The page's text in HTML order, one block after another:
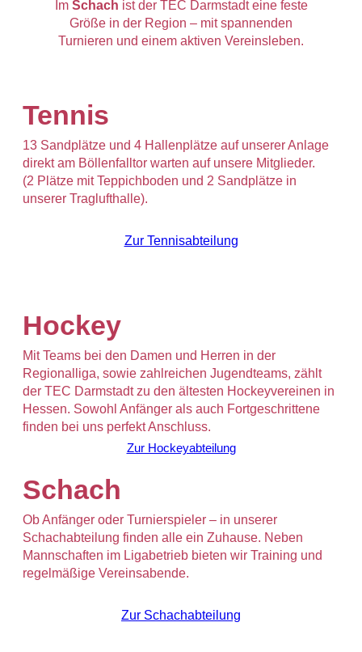
Im Schach ist der TEC Darmstadt eine feste
Größe in der Region – mit spannenden
Turnieren und einem aktiven Vereinsleben.
Tennis
13 Sandplätze und 4 Hallenplätze auf unserer Anlage
direkt am Böllenfalltor warten auf unsere Mitglieder.
(2 Plätze mit Teppichboden und 2 Sandplätze in
unserer Traglufthalle).
Zur Tennisabteilung
Hockey
Mit Teams bei den Damen und Herren in der
Regionalliga, sowie zahlreichen Jugendteams, zählt
der TEC Darmstadt zu den ältesten Hockeyvereinen in
Hessen. Sowohl Anfänger als auch Fortgeschrittene
finden bei uns perfekt Anschluss.
Zur Hockeyabteilung
Schach
Ob Anfänger oder Turnierspieler – in unserer
Schachabteilung finden alle ein Zuhause. Neben
Mannschaften im Ligabetrieb bieten wir Training und
regelmäßige Vereinsabende.
Zur Schachabteilung